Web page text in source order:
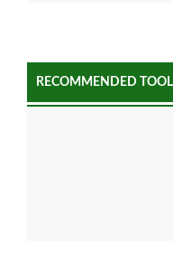
RECOMMENDED TOOL